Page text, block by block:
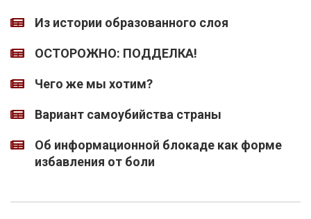
Из истории образованного слоя
ОСТОРОЖНО: ПОДДЕЛКА!
Чего же мы хотим?
Вариант самоубийства страны
Об информационной блокаде как форме
избавления от боли